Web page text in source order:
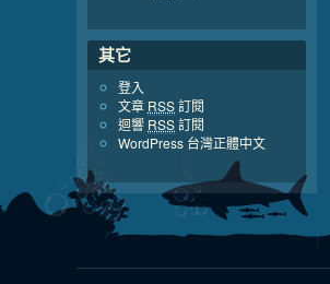
其它
登入
文章 RSS訂閱
迴響 RSS訂閱
WordPress 台灣正體中文